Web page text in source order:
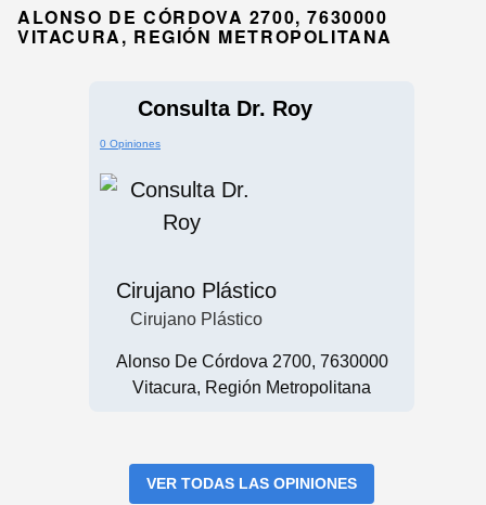
ALONSO DE CÓRDOVA 2700, 7630000
VITACURA, REGIÓN METROPOLITANA
Consulta Dr. Roy
0 Opiniones
Cirujano Plástico
Cirujano Plástico
Alonso De Córdova 2700, 7630000
Vitacura, Región Metropolitana
VER TODAS LAS OPINIONES